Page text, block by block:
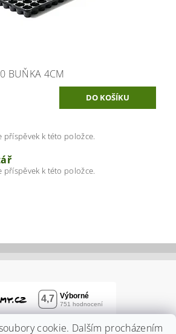
BUŇKA 4CM
k této položce.
k této položce.
cookie. Dalším procházením